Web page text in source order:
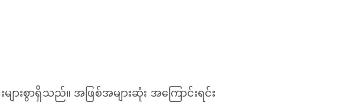
ားစွာရှိသည်။ အဖြစ်အများဆုံး အကြောင်းရင်း